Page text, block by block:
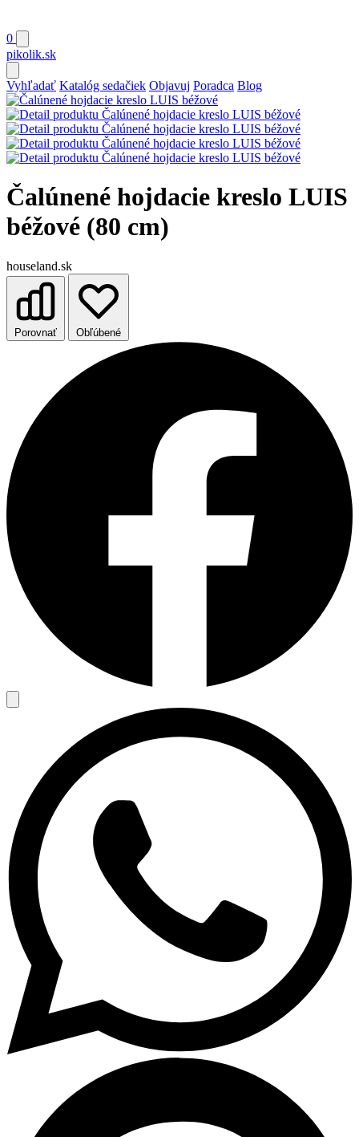
0
pikolik.sk
Vyhľadať Katalóg sedačiek Objavuj Poradca Blog
Čalúnené hojdacie kreslo LUIS
béžové (80 cm)
houseland.sk
Porovnať Obľúbené